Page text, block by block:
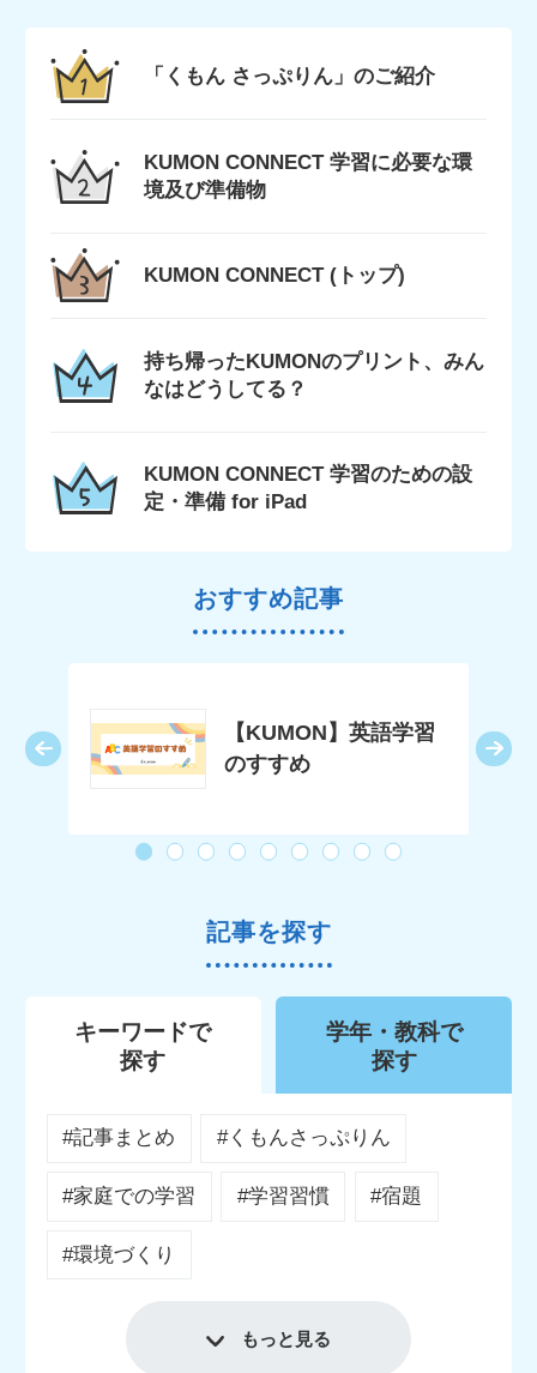
「くもん さっぷりん」のご紹介
KUMON CONNECT 学習に必要な環
境及び準備物
KUMON CONNECT (トップ)
持ち帰ったKUMONのプリント、みん
なはどうしてる？
KUMON CONNECT 学習のための設
定・準備 for iPad
おすすめ記事
ど
【KUMON】英語学習
のすすめ
記事を探す
キーワードで
探す
学年・教科で
探す
#記事まとめ #くもんさっぷりん
#家庭での学習 #学習習慣 #宿題
#環境づくり
もっと見る